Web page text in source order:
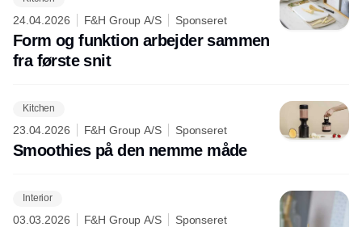
24.04.2026 F&H Group A/S Sponseret
Form og funktion arbejder sammen
fra første snit
Kitchen
23.04.2026 F&H Group A/S Sponseret
Smoothies på den nemme måde
Interior
03.03.2026 F&H Group A/S Sponseret